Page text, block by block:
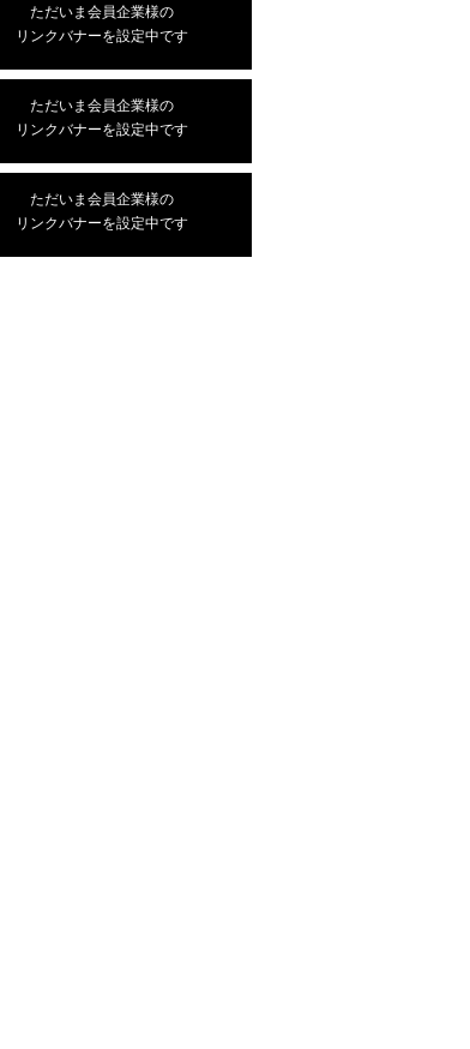
ただいま会員企業様の
リンクバナーを設定中です
ただいま会員企業様の
リンクバナーを設定中です
ただいま会員企業様の
リンクバナーを設定中です